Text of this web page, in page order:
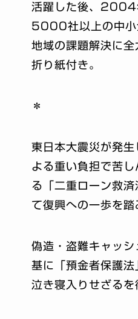
活躍した後、2004
5000社以上の中小
地域の課題解決に
折り紙付き。
＊
東日本大震災が発
よる重い負担で苦
る「二重ローン救
て復興への一歩を
偽造・盗難キャッ
基に「預金者保護法
泣き寝入りせざるを